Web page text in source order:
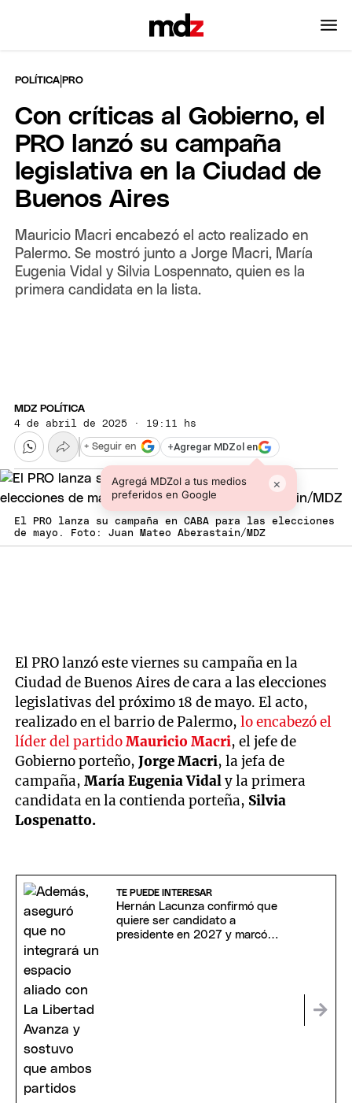
POLÍTICA |PRO
Con críticas al Gobierno, el
PRO lanzó su campaña
legislativa en la Ciudad de
Buenos Aires
Mauricio Macri encabezó el acto realizado en
Palermo. Se mostró junto a Jorge Macri, María
Eugenia Vidal y Silvia Lospennato, quien es la
primera candidata en la lista.
MDZ POLÍTICA
4 de abril de 2025 · 19:11 hs
+Agregar MDZol en
Agregá MDZol a tus medios
preferidos en Google
×
+ Seguir en
El PRO lanza su campaña en CABA para las elecciones
de mayo. Foto: Juan Mateo Aberastain/MDZ
El PRO lanzó este viernes su campaña en la
Ciudad de Buenos Aires de cara a las elecciones
legislativas del próximo 18 de mayo. El acto,
realizado en el barrio de Palermo, lo encabezó el
líder del partidoMauricio Macri, el jefe de
Gobierno porteño, Jorge Macri, la jefa de
campaña,María Eugenia Vidaly la primera
candidata en la contienda porteña, Silvia
Lospenatto.
TE PUEDE INTERESAR
Hernán Lacunza confirmó que
quiere ser candidato a
presidente en 2027 y marcó